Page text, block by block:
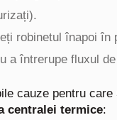
robinetul înapoi în
a întrerupe fluxul
cauze pentru care
centralei termice: